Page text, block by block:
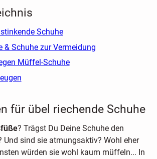
Schuhe
& Schuhe zur Vermeidung
Müffel-Schuhe
für übel riechende Schuhe
? Trägst Du Deine Schuhe den
Und sind sie atmungsaktiv? Wohl eher
würden sie wohl kaum müffeln... In